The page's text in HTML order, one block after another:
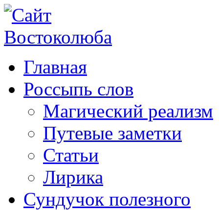
Главная
Россыпь слов
Магический реализм
Путевые заметки
Статьи
Лирика
Сундучок полезного